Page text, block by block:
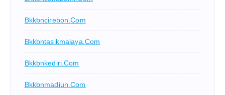
Bkkbncirebon.com
Bkkbntasikmalaya.com
Bkkbnkediri.com
Bkkbnmadiun.com